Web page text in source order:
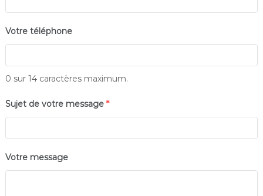
Votre téléphone
0 sur 14 caractères maximum.
Sujet de votre message *
Votre message